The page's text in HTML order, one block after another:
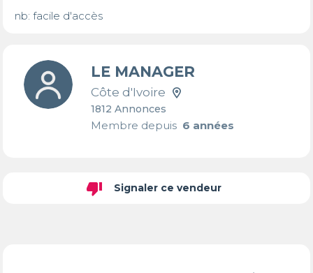
nb: facile d'accès
LE MANAGER
Côte d'Ivoire
1812 Annonces
Membre depuis6 années
thumb_down Signaler ce vendeur